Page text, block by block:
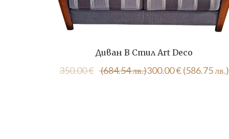
Диван В Стил Art Deco
350.00€ (684.54 лв.)Original
300.00€(586.75 лв.)
Текущата